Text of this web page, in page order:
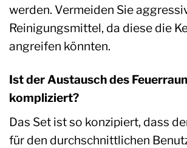
werden. Vermeiden Sie
Reinigungsmittel, da diese die
angreifen könnten.
Ist der Austausch des
kompliziert?
Das Set ist so konzipiert, dass
für den durchschnittlichen